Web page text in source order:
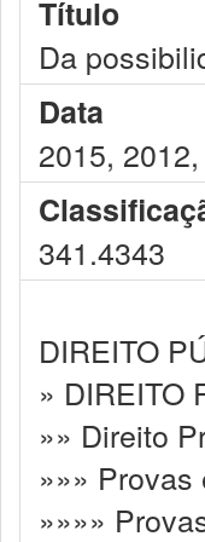
Título
Da
Data
2015, 2012,
341.4343
DIREITO
» DIREITO
»» Direito
»»»
»»»»